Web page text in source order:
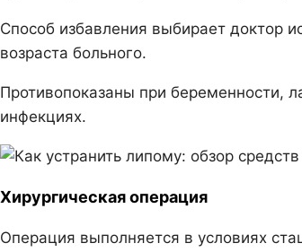
Способ избавления выбирает доктор
возраста больного.
Противопоказаны при беременности,
инфекциях.
Хирургическая операция
Операция выполняется в условиях